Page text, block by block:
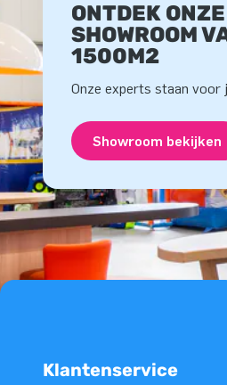
ONTDEK ONZE
SHOWROOM
1500M2
Onze experts staan voor
Showroom bekijken
Klantenservice